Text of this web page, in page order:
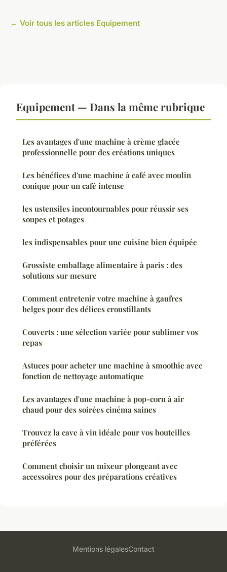
← Voir tous les articles Equipement
Equipement — Dans la même rubrique
Les avantages d'une machine à crème glacée
professionnelle pour des créations uniques
Les bénéfices d'une machine à café avec moulin
conique pour un café intense
les ustensiles incontournables pour réussir ses
soupes et potages
les indispensables pour une cuisine bien équipée
Grossiste emballage alimentaire à paris : des
solutions sur mesure
Comment entretenir votre machine à gaufres
belges pour des délices croustillants
Couverts : une sélection variée pour sublimer vos
repas
Astuces pour acheter une machine à smoothie avec
fonction de nettoyage automatique
Les avantages d'une machine à pop-corn à air
chaud pour des soirées cinéma saines
Trouvez la cave à vin idéale pour vos bouteilles
préférées
Comment choisir un mixeur plongeant avec
accessoires pour des préparations créatives
Mentions légalesContact